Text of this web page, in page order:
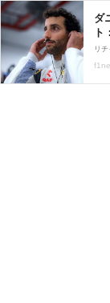
ダ
ト
信